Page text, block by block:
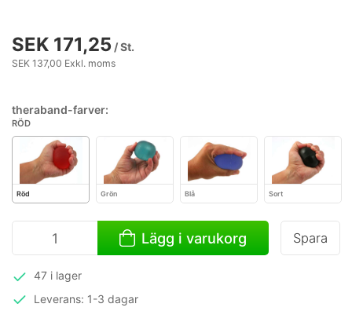
SEK 171,25 / St.
SEK 137,00 Exkl. moms
theraband-farver:
RÖD
Röd Grön Blå Sort
Lägg i varukorg Spara
47 i lager
Leverans: 1-3 dagar